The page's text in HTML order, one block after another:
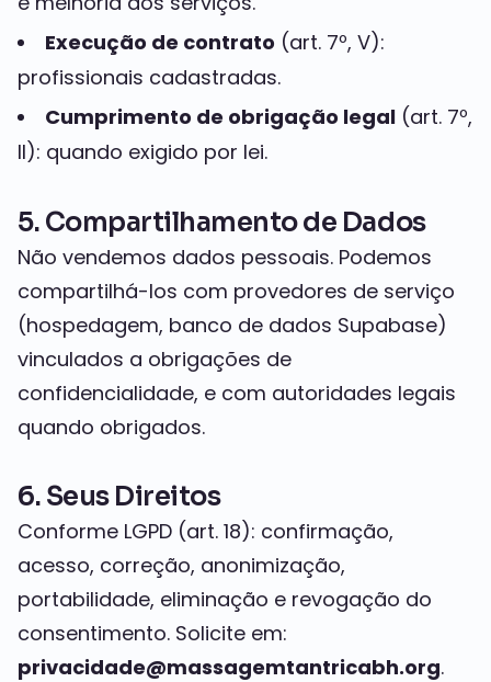
Execução de contrato (art. 7º, V):
profissionais cadastradas.
Cumprimento de obrigação legal (art. 7º,
II): quando exigido por lei.
5. Compartilhamento de Dados
Não vendemos dados pessoais. Podemos
compartilhá-los com provedores de serviço
(hospedagem, banco de dados Supabase)
vinculados a obrigações de
confidencialidade, e com autoridades legais
quando obrigados.
6. Seus Direitos
Conforme LGPD (art. 18): confirmação,
acesso, correção, anonimização,
portabilidade, eliminação e revogação do
consentimento. Solicite em:
privacidade@massagemtantricabh.org.